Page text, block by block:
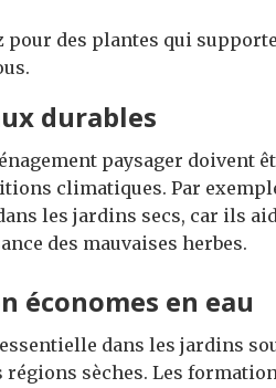
pour des plantes qui
durables
paysager doivent
climatiques. Par
les jardins secs, car ils
des mauvaises herbes.
économes en eau
dans les jardins
sèches. Les